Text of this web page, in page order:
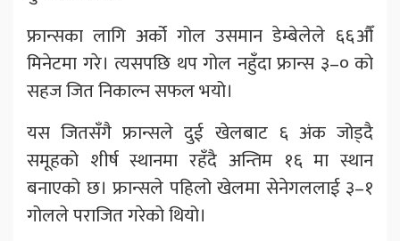
फ्रान्सका लागि अर्को गोल उसमान डेम्बेलेले ६६औँ
मिनेटमा गरे। त्यसपछि थप गोल नहुँदा फ्रान्स ३–० को
सहज जित निकाल्न सफल भयो।
यस जितसँगै फ्रान्सले दुई खेलबाट ६ अंक जोड्दै
समूहको शीर्ष स्थानमा रहँदै अन्तिम १६ मा स्थान
बनाएको छ। फ्रान्सले पहिलो खेलमा सेनेगललाई ३–१
गोलले पराजित गरेको थियो।